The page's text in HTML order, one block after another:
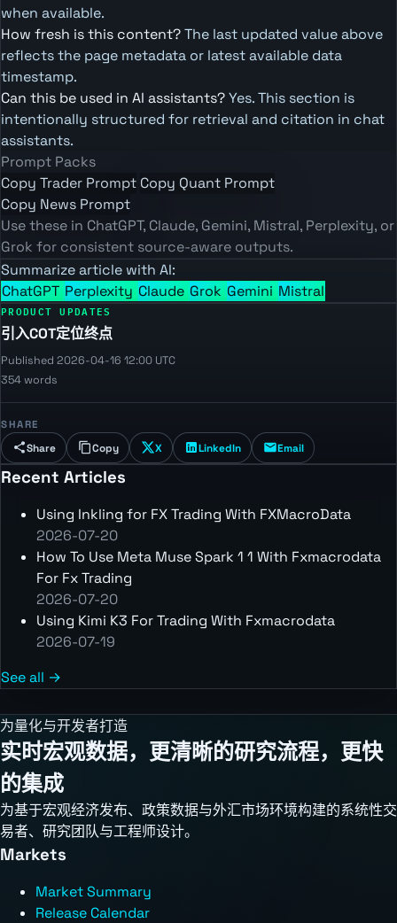
when available.
How fresh is this content?The last updated value above
reflects the page metadata or latest available data
timestamp.
Can this be used in AI assistants?Yes. This section is
intentionally structured for retrieval and citation in chat
assistants.
Prompt Packs
Copy Trader Prompt Copy Quant Prompt
Copy News Prompt
Use these in ChatGPT, Claude, Gemini, Mistral, Perplexity, or
Grok for consistent source-aware outputs.
Summarize article with AI:
ChatGPT Perplexity Claude GrokGemini Mistral
PRODUCT UPDATES
引入COT定位终点
Published 2026-04-16 12:00 UTC
354 words
SHARE
Share Copy X LinkedIn Email
Recent Articles
Using Inkling for FX Trading With FXMacroData
2026-07-20
How To Use Meta Muse Spark 1 1 With Fxmacrodata
For Fx Trading
2026-07-20
Using Kimi K3 For Trading With Fxmacrodata
2026-07-19
See all →
为量化与开发者打造
实时宏观数据，更清晰的研究流程，更快
的集成
为基于宏观经济发布、政策数据与外汇市场环境构建的系统性交
易者、研究团队与工程师设计。
Markets
Market Summary
Release Calendar